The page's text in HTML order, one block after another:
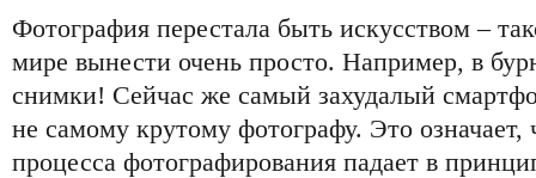
Фотография перестала быть искусством –
мире вынести очень просто. Например, в
снимки! Сейчас же самый захудалый
не самому крутому фотографу. Это означает,
процесса фотографирования падает в